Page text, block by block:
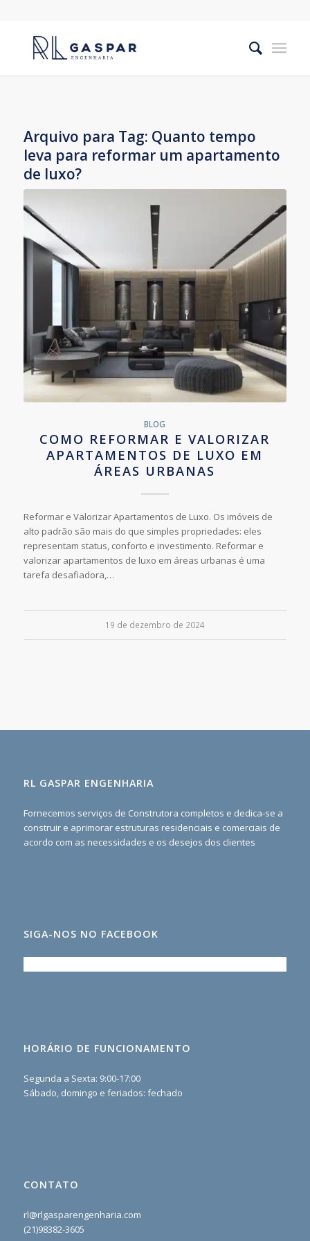
Arquivo para Tag: Quanto tempo
leva para reformar um apartamento
de luxo?
BLOG
COMO REFORMAR E VALORIZAR
APARTAMENTOS DE LUXO EM
ÁREAS URBANAS
Reformar e Valorizar Apartamentos de Luxo. Os imóveis de
alto padrão são mais do que simples propriedades: eles
representam status, conforto e investimento. Reformar e
valorizar apartamentos de luxo em áreas urbanas é uma
tarefa desafiadora,…
19 de dezembro de 2024
RL GASPAR ENGENHARIA
Fornecemos serviços de Construtora completos e dedica-se a
construir e aprimorar estruturas residenciais e comerciais de
acordo com as necessidades e os desejos dos clientes
SIGA-NOS NO FACEBOOK
HORÁRIO DE FUNCIONAMENTO
Segunda a Sexta: 9:00-17:00
Sábado, domingo e feriados: fechado
CONTATO
rl@rlgasparengenharia.com
(21)98382-3605